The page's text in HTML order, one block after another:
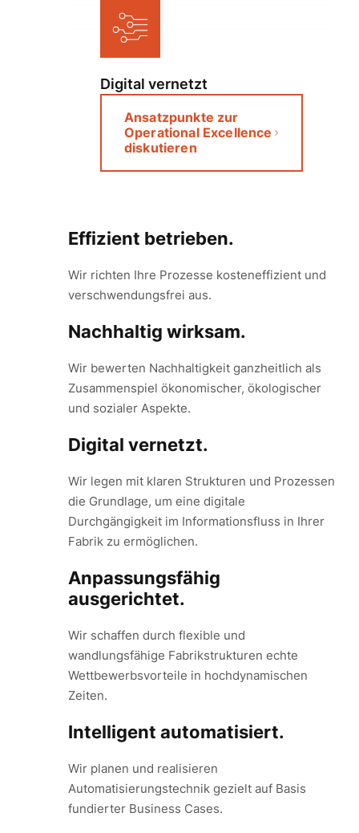
Digital vernetzt
Ansatzpunkte zur
Operational Excellence
diskutieren
Effizient betrieben.
Wir richten Ihre Prozesse kosteneffizient und
verschwendungsfrei aus.
Nachhaltig wirksam.
Wir bewerten Nachhaltigkeit ganzheitlich als
Zusammenspiel ökonomischer, ökologischer
und sozialer Aspekte.
Digital vernetzt.
Wir legen mit klaren Strukturen und Prozessen
die Grundlage, um eine digitale
Durchgängigkeit im Informationsfluss in Ihrer
Fabrik zu ermöglichen.
Anpassungsfähig
ausgerichtet.
Wir schaffen durch flexible und
wandlungsfähige Fabrikstrukturen echte
Wettbewerbsvorteile in hochdynamischen
Zeiten.
Intelligent automatisiert.
Wir planen und realisieren
Automatisierungstechnik gezielt auf Basis
fundierter Business Cases.